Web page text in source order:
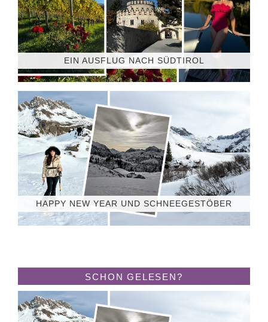
EIN AUSFLUG NACH SÜDTIROL
HAPPY NEW YEAR UND SCHNEEGESTÖBER
SCHON GELESEN?